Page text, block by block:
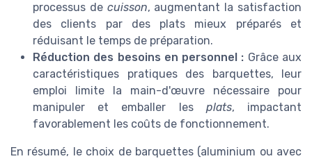
processus de cuisson, augmentant la satisfaction
des clients par des plats mieux préparés et
réduisant le temps de préparation.
Réduction des besoins en personnel : Grâce aux
caractéristiques pratiques des barquettes, leur
emploi limite la main-d'œuvre nécessaire pour
manipuler et emballer les plats, impactant
favorablement les coûts de fonctionnement.
En résumé, le choix de barquettes (aluminium ou avec